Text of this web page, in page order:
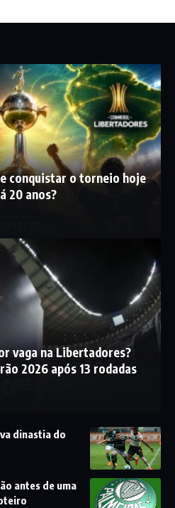
conquistar o torneio hoje
20 anos?
vaga na Libertadores?
2026 após 13 rodadas
dinastia do
antes de uma